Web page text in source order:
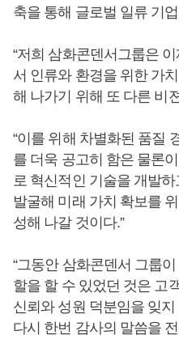
축을 통해 글로벌 일류 기
“저희 삼화콘덴서그룹은
서 인류와 환경을 위한 가
해 나가기 위해 또 다른 비
“이를 위해 차별화된 품질
를 더욱 공고히 함은 물론
로 혁신적인 기술을 개발
발굴해 미래 가치 확보를
성해 나갈 것이다.”
“그동안 삼화콘덴서 그룹
할을 할 수 있었던 것은 고
신뢰와 성원 덕분임을 잊
다시 한번 감사의 말씀을